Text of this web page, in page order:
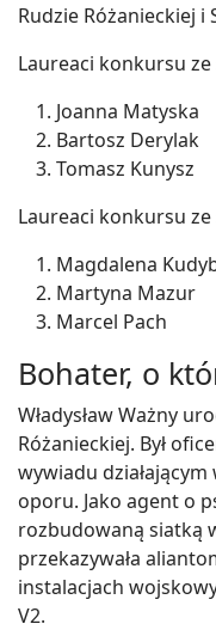
Rudzie Różanieckiej i
Laureaci konkursu ze
Joanna Matyska
Bartosz Derylak
Tomasz Kunysz
Laureaci konkursu ze
Magdalena
Martyna Mazur
Marcel Pach
Bohater, o
Władysław Ważny
Różanieckiej. Był
wywiadu
oporu. Jako agent o
rozbudowaną siatką
przekazywała
instalacjach
V2.